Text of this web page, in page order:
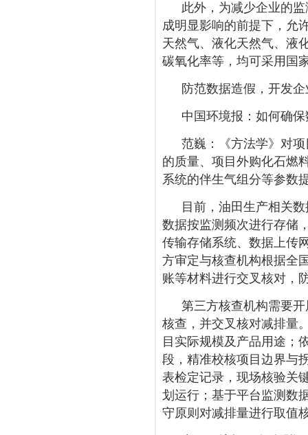
此外，为减少企业的
成明显影响的前提下，允
天然气、液化天然气、液
碳氧化率等，均可采用国
防范数据造假，开发
中国环境报：如何确
范巍：《方法学》对
的质量、项目外购化石燃
系统的伴生气组分等参数
目前，油田生产相关
数据按监测频次进行存储
传输存储系统、数据上传
方审定与核查机构根据全
账等材料进行交叉核对，
第三方核查机构需要
核查，并交叉核对减排量
目实际规模及产品用途；
段，精准校核项目边界与
表检定记录，现场核验关
划运行；基于平台监测数
守原则对减排量进行取值